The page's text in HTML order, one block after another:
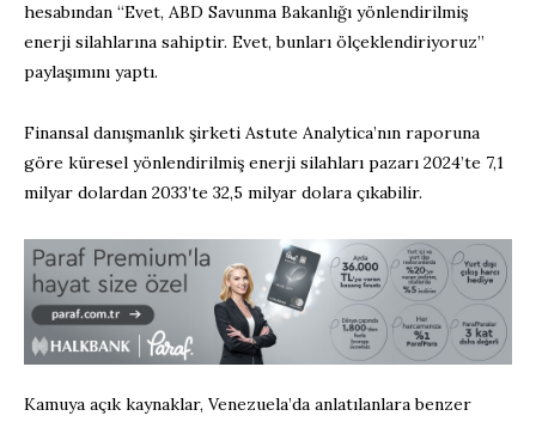
hesabından “Evet, ABD Savunma Bakanlığı yönlendirilmiş
enerji silahlarına sahiptir. Evet, bunları ölçeklendiriyoruz”
paylaşımını yaptı.
Finansal danışmanlık şirketi Astute Analytica’nın raporuna
göre küresel yönlendirilmiş enerji silahları pazarı 2024’te 7,1
milyar dolardan 2033’te 32,5 milyar dolara çıkabilir.
Kamuya açık kaynaklar, Venezuela’da anlatılanlara benzer